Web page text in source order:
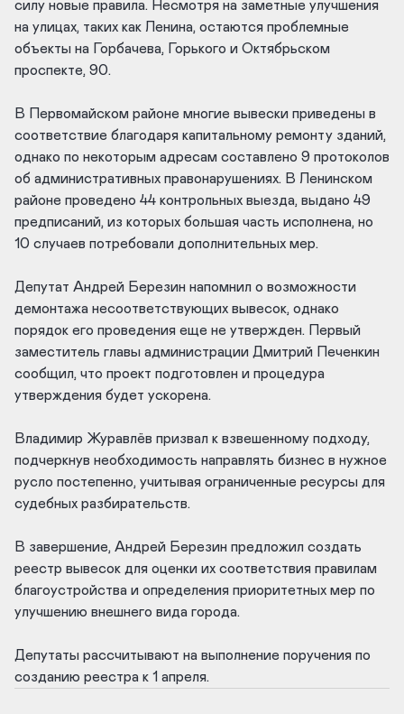
силу новые правила. Несмотря на заметные улучшения
на улицах, таких как Ленина, остаются проблемные
объекты на Горбачева, Горького и Октябрьском
проспекте, 90.​
В Первомайском районе многие вывески приведены в
соответствие благодаря капитальному ремонту зданий,
однако по некоторым адресам составлено 9 протоколов
об административных правонарушениях. В Ленинском
районе проведено 44 контрольных выезда, выдано 49
предписаний, из которых большая часть исполнена, но
10 случаев потребовали дополнительных мер.​
Депутат Андрей Березин напомнил о возможности
демонтажа несоответствующих вывесок, однако
порядок его проведения еще не утвержден. Первый
заместитель главы администрации Дмитрий Печенкин
сообщил, что проект подготовлен и процедура
утверждения будет ускорена.​
Владимир Журавлёв призвал к взвешенному подходу,
подчеркнув необходимость направлять бизнес в нужное
русло постепенно, учитывая ограниченные ресурсы для
судебных разбирательств.​
В завершение, Андрей Березин предложил создать
реестр вывесок для оценки их соответствия правилам
благоустройства и определения приоритетных мер по
улучшению внешнего вида города.
Депутаты рассчитывают на выполнение поручения по
созданию реестра к 1 апреля.